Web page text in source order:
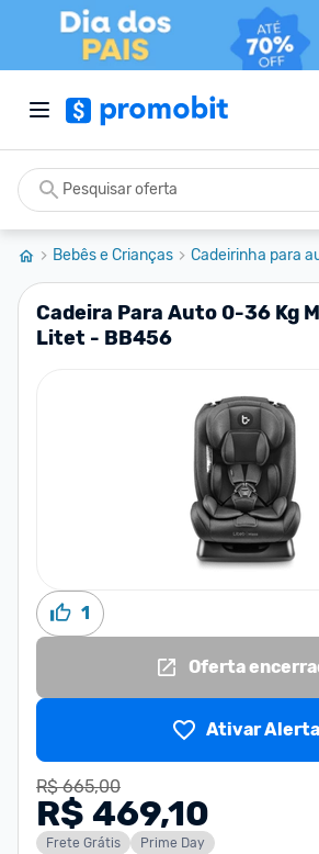
Bebês e Crianças Cadeirinha para
Cadeira Para Auto 0-36 Kg
Litet - BB456
1
Oferta
Ativar Alerta
R$ 665,00
R$ 469,10
Frete Grátis Prime Day